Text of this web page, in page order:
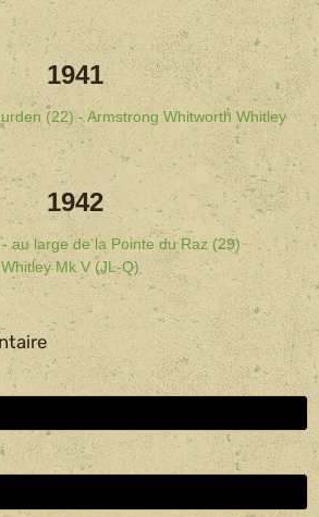
1941
(22) - Armstrong Whitworth Whitley
1942
au large de la Pointe du Raz (29)
Mk V (JL-Q)